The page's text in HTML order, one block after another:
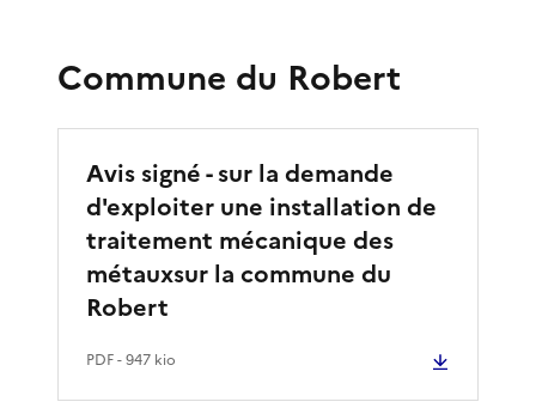
Commune du Robert
Avis signé - sur la demande
d'exploiter une installation de
traitement mécanique des
métauxsur la commune du
Robert
PDF- 947 kio